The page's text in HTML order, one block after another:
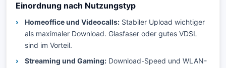
Einordnung nach Nutzungstyp
Homeoffice und Videocalls: Stabiler Upload wichtiger
als maximaler Download. Glasfaser oder gutes VDSL
sind im Vorteil.
Streaming und Gaming: Download-Speed und WLAN-